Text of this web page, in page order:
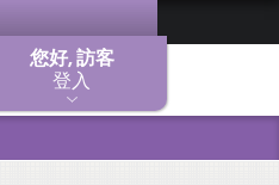
您好, 訪客
登入